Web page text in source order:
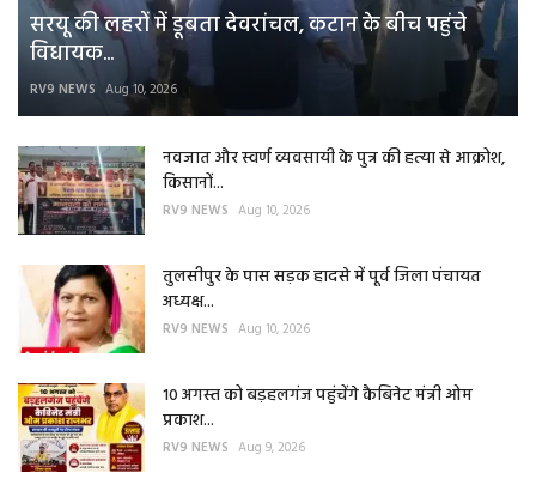
सरयू की लहरों में डूबता देवरांचल, कटान के बीच पहुंचे
विधायक...
RV9 NEWS Aug 10, 2026
नवजात और स्वर्ण व्यवसायी के पुत्र की हत्या से आक्रोश,
किसानों...
RV9 NEWS Aug 10, 2026
तुलसीपुर के पास सड़क हादसे में पूर्व जिला पंचायत
अध्यक्ष...
RV9 NEWS Aug 10, 2026
10 अगस्त को बड़हलगंज पहुंचेंगे कैबिनेट मंत्री ओम
प्रकाश...
RV9 NEWS Aug 9, 2026